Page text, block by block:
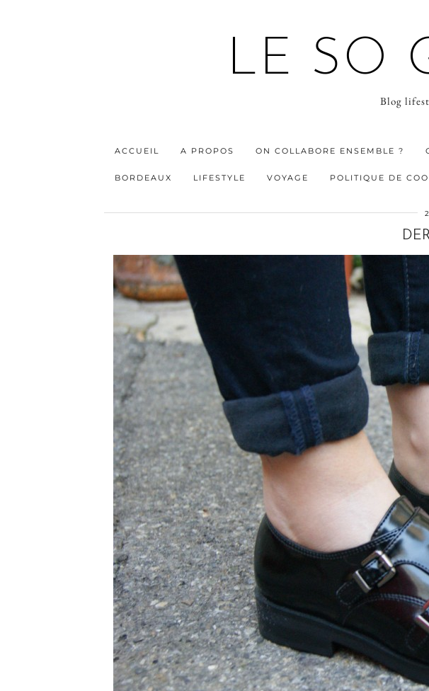
LE SO
Blog
ACCUEIL A PROPOS ON COLLABORE ENSEMBLE ?
BORDEAUX LIFESTYLE VOYAGE POLITIQUE DE